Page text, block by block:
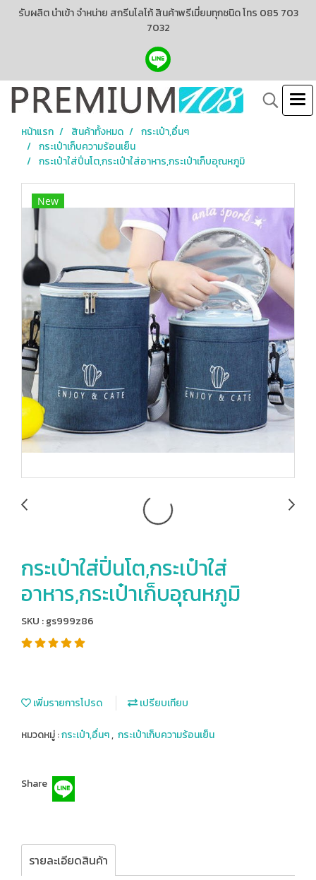
รับผลิต นำเข้า จำหน่าย สกรีนโลโก้ สินค้าพรีเมี่ยมทุกชนิด โทร 085 703
7032
หน้าแรก สินค้าทั้งหมด
กระเป๋า,อื่นๆ
กระเป๋าเก็บความร้อนเย็น
กระเป๋าใส่ปิ่นโต,กระเป๋าใส่อาหาร,กระเป๋าเก็บอุณหภูมิ
New
กระเป๋าใส่ปิ่นโต,กระเป๋าใส่
อาหาร,กระเป๋าเก็บอุณหภูมิ
SKU : gs999z86
เพิ่มรายการโปรด เปรียบเทียบ
หมวดหมู่ :กระเป๋า,อื่นๆ, กระเป๋าเก็บความร้อนเย็น
Share
รายละเอียดสินค้า